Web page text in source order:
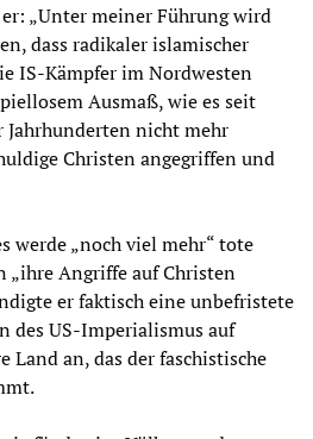
„Unter meiner Führung wird
dass radikaler islamischer
IS-Kämpfer im Nordwesten
Ausmaß, wie es seit
Jahrhunderten nicht mehr
Christen angegriffen und
werde „noch viel mehr“ tote
„ihre Angriffe auf Christen
er faktisch eine unbefristete
des US-Imperialismus auf
Land an, das der faschistische